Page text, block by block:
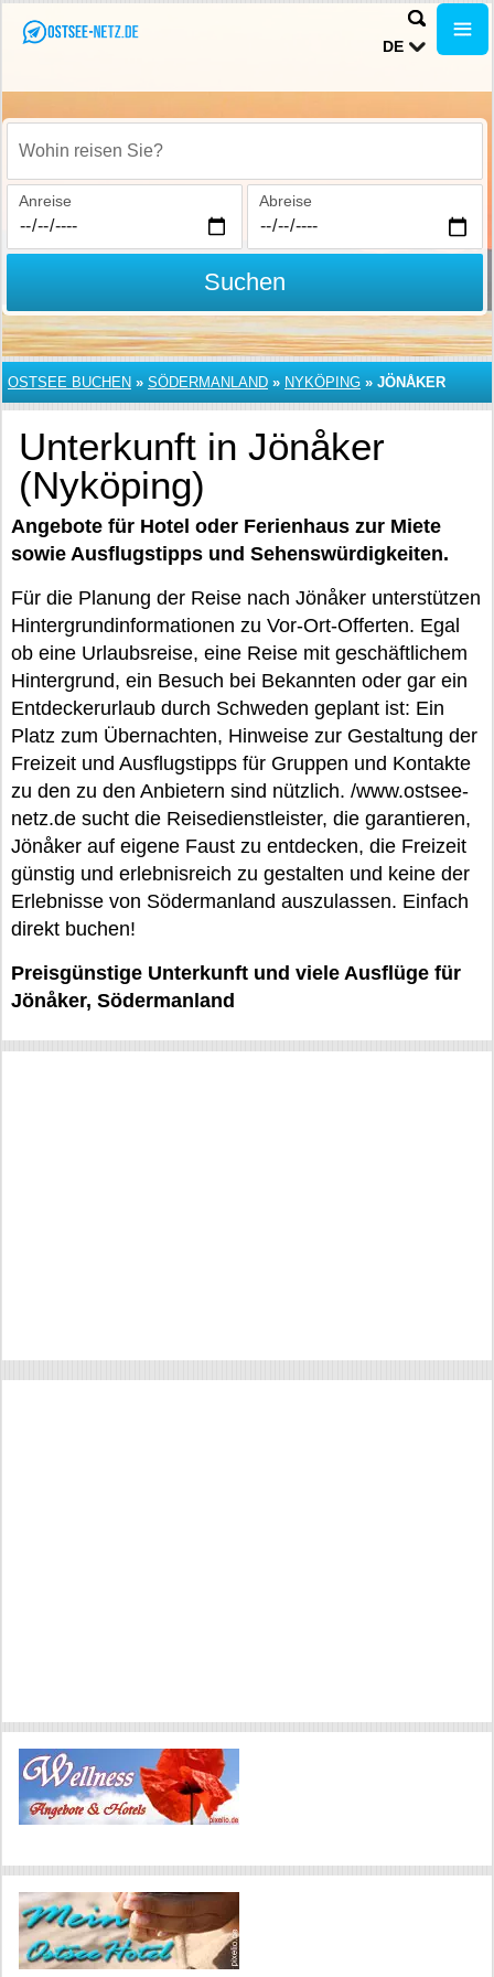
DE
Wohin reisen Sie?
Anreise Abreise
Suchen
OSTSEE BUCHEN » SÖDERMANLAND » NYKÖPING » JÖNÅKER
Unterkunft in Jönåker
(Nyköping)
Angebote für Hotel oder Ferienhaus zur Miete
sowie Ausflugstipps und Sehenswürdigkeiten.
Für die Planung der Reise nach Jönåker unterstützen
Hintergrundinformationen zu Vor-Ort-Offerten. Egal
ob eine Urlaubsreise, eine Reise mit geschäftlichem
Hintergrund, ein Besuch bei Bekannten oder gar ein
Entdeckerurlaub durch Schweden geplant ist: Ein
Platz zum Übernachten, Hinweise zur Gestaltung der
Freizeit und Ausflugstipps für Gruppen und Kontakte
zu den zu den Anbietern sind nützlich. /www.ostsee-
netz.de sucht die Reisedienstleister, die garantieren,
Jönåker auf eigene Faust zu entdecken, die Freizeit
günstig und erlebnisreich zu gestalten und keine der
Erlebnisse von Södermanland auszulassen. Einfach
direkt buchen!
Preisgünstige Unterkunft und viele Ausflüge für
Jönåker, Södermanland